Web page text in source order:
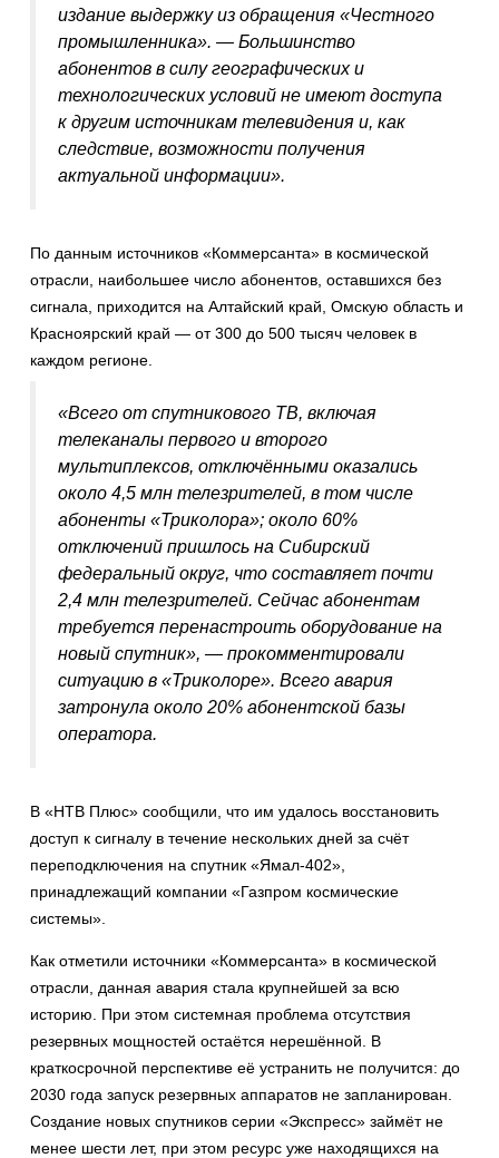
издание выдержку из обращения «Честного
промышленника». — Большинство
абонентов в силу географических и
технологических условий не имеют доступа
к другим источникам телевидения и, как
следствие, возможности получения
актуальной информации».
По данным источников «Коммерсанта» в космической
отрасли, наибольшее число абонентов, оставшихся без
сигнала, приходится на Алтайский край, Омскую область и
Красноярский край — от 300 до 500 тысяч человек в
каждом регионе.
«Всего от спутникового ТВ, включая
телеканалы первого и второго
мультиплексов, отключёнными оказались
около 4,5 млн телезрителей, в том числе
абоненты «Триколора»; около 60%
отключений пришлось на Сибирский
федеральный округ, что составляет почти
2,4 млн телезрителей. Сейчас абонентам
требуется перенастроить оборудование на
новый спутник», — прокомментировали
ситуацию в «Триколоре». Всего авария
затронула около 20% абонентской базы
оператора.
В «НТВ Плюс» сообщили, что им удалось восстановить
доступ к сигналу в течение нескольких дней за счёт
переподключения на спутник «Ямал-402»,
принадлежащий компании «Газпром космические
системы».
Как отметили источники «Коммерсанта» в космической
отрасли, данная авария стала крупнейшей за всю
историю. При этом системная проблема отсутствия
резервных мощностей остаётся нерешённой. В
краткосрочной перспективе её устранить не получится: до
2030 года запуск резервных аппаратов не запланирован.
Создание новых спутников серии «Экспресс» займёт не
менее шести лет, при этом ресурс уже находящихся на